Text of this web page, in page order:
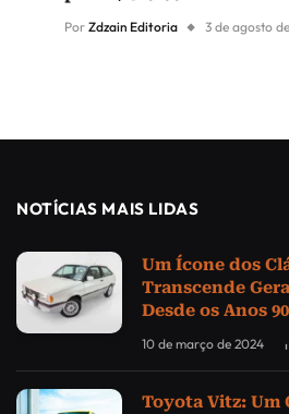
Por Zdzain Editoria 3 de agosto
NOTÍCIAS MAIS LIDAS
Um Ícone dos
Transcende
Desde os Anos 90
10 de março de 2024
Toyota Vitz: Um